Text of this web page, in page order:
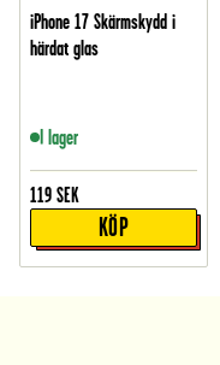
iPhone 17 Skärmskydd i
härdat glas
I lager
119 SEK
KÖP